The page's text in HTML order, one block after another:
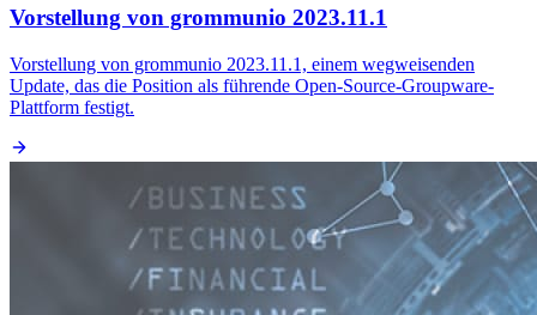
Vorstellung von grommunio 2023.11.1
Vorstellung von grommunio 2023.11.1, einem wegweisenden
Update, das die Position als führende Open-Source-Groupware-
Plattform festigt.